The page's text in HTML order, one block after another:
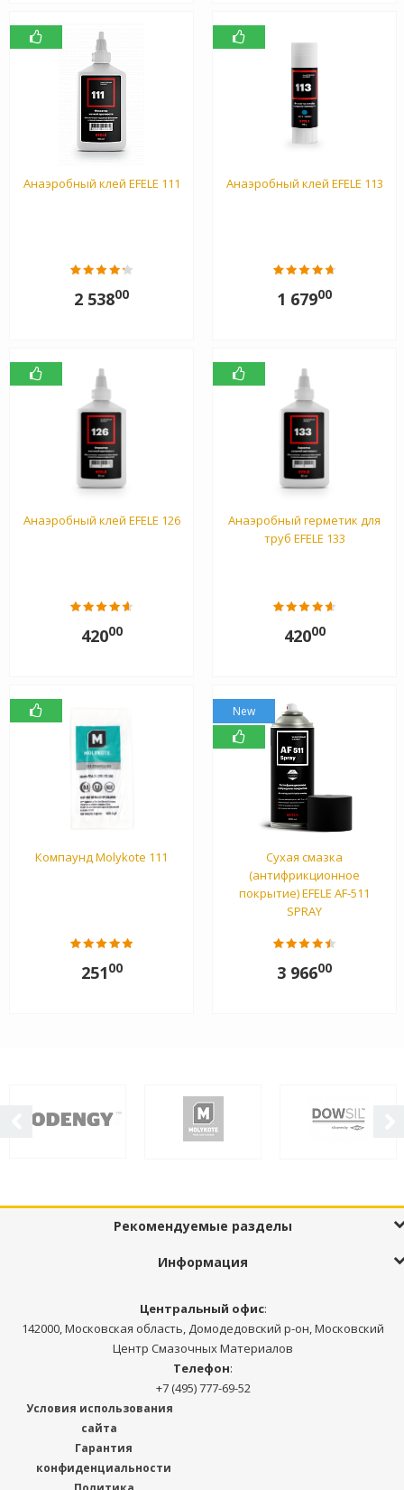
Анаэробный клей EFELE 111
2 53800
Анаэробный клей EFELE 113
1 67900
Анаэробный клей EFELE 126
42000
Анаэробный герметик для
труб EFELE 133
42000
Компаунд Molykote 111
25100
New
Сухая смазка
(антифрикционное
покрытие) EFELE AF-511
SPRAY
3 96600
Рекомендуемые разделы
Информация
Центральный офис:
142000, Московская область, Домодедовский р-он, Московский
Центр Смазочных Материалов
Телефон:
+7 (495) 777-69-52
Условия использования
сайта
Гарантия
конфиденциальности